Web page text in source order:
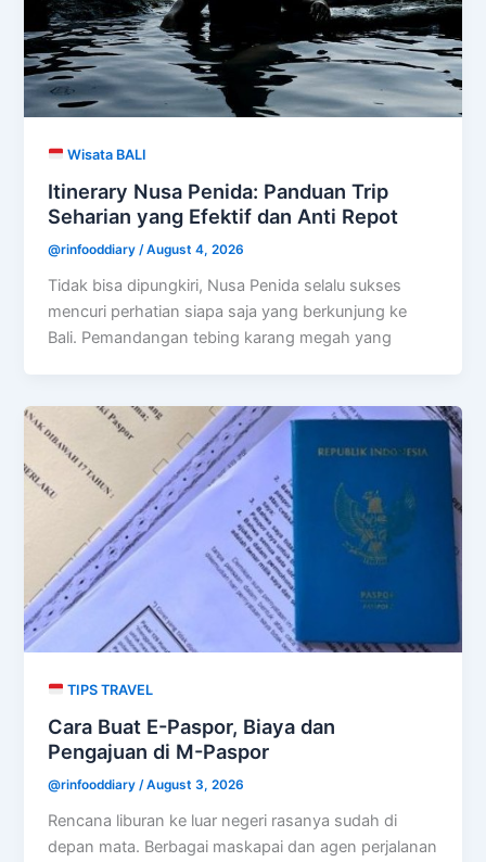
Wisata BALI
Itinerary Nusa Penida: Panduan Trip
Seharian yang Efektif dan Anti Repot
@rinfooddiary/August 4, 2026
Tidak bisa dipungkiri, Nusa Penida selalu sukses
mencuri perhatian siapa saja yang berkunjung ke
Bali. Pemandangan tebing karang megah yang
TIPS TRAVEL
Cara Buat E-Paspor, Biaya dan
Pengajuan di M-Paspor
@rinfooddiary/August 3, 2026
Rencana liburan ke luar negeri rasanya sudah di
depan mata. Berbagai maskapai dan agen perjalanan